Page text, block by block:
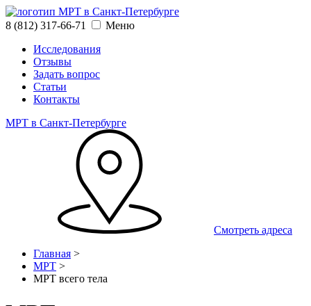
8 (812) 317‑66‑71
Меню
Исследования
Отзывы
Задать вопрос
Статьи
Контакты
МРТ в Санкт-Петербурге
Смотреть адреса
Главная >
МРТ >
МРТ всего тела